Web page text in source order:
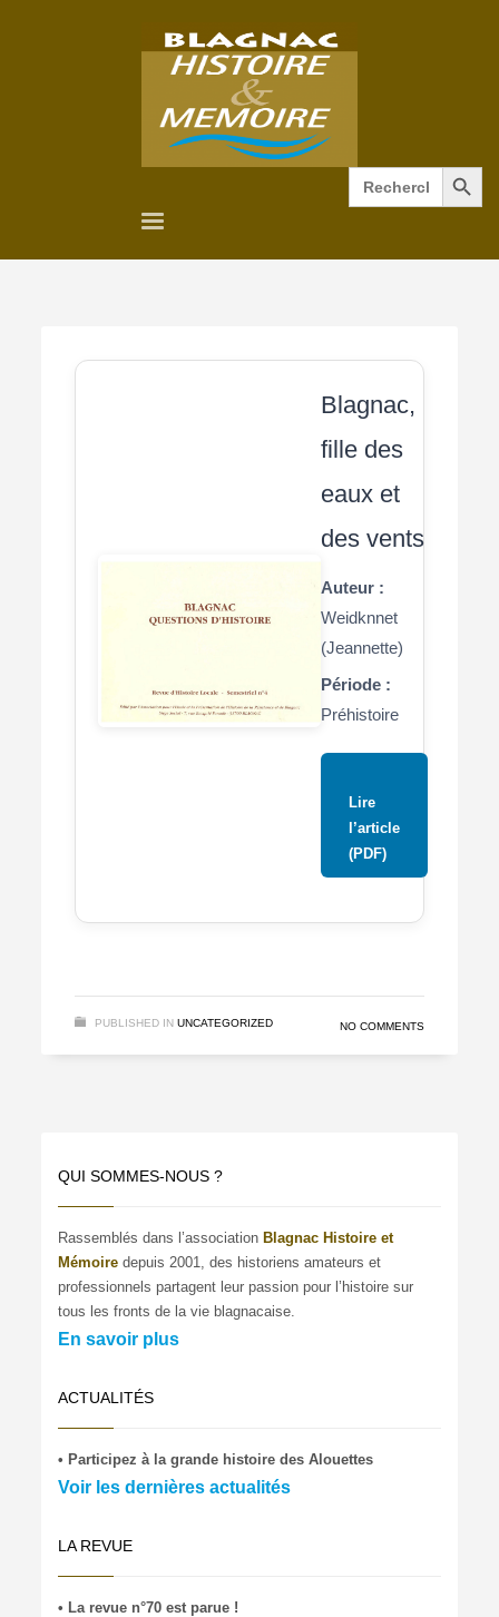
Search
for:
Search Button
Blagnac,
fille des
eaux et
des vents
Auteur :
Weidknnet
(Jeannette)
Période :
Préhistoire
Lire
l’article
(PDF)
PUBLISHED IN UNCATEGORIZED NO COMMENTS
QUI SOMMES-NOUS ?
Rassemblés dans l’associationBlagnac Histoire et
Mémoire depuis 2001, des historiens amateurs et
professionnels partagent leur passion pour l’histoire sur
tous les fronts de la vie blagnacaise.
En savoir plus
ACTUALITÉS
• Participez à la grande histoire des Alouettes
Voir les dernières actualités
LA REVUE
• La revue n°70 est parue !